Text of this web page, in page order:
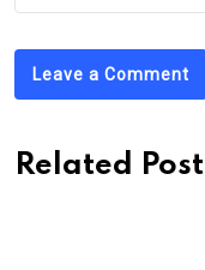
Leave a Comment
Related Post